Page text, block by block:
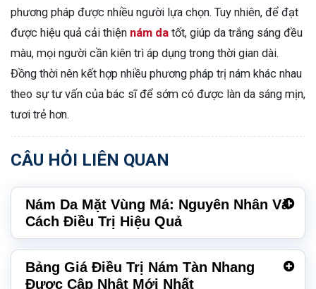
phương pháp được nhiều người lựa chọn. Tuy nhiên, để đạt
được hiệu quả cải thiện nám da tốt, giúp da trắng sáng đều
màu, mọi người cần kiên trì áp dụng trong thời gian dài.
Đồng thời nên kết hợp nhiều phương pháp trị nám khác nhau
theo sự tư vấn của bác sĩ để sớm có được làn da sáng mịn,
tươi trẻ hơn.
CÂU HỎI LIÊN QUAN
Nám Da Mặt Vùng Má: Nguyên Nhân Và
Cách Điều Trị Hiệu Quả
Bảng Giá Điều Trị Nám Tàn Nhang
Được Cập Nhật Mới Nhất